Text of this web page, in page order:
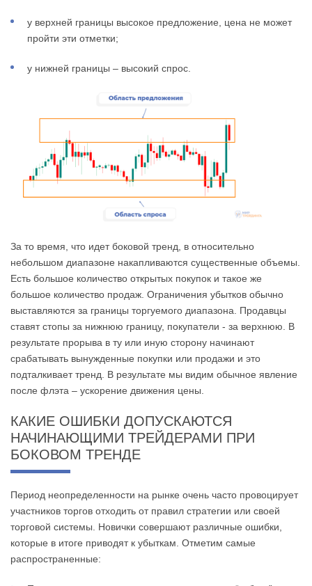
у верхней границы высокое предложение, цена не может
пройти эти отметки;
у нижней границы – высокий спрос.
За то время, что идет боковой тренд, в относительно
небольшом диапазоне накапливаются существенные объемы.
Есть большое количество открытых покупок и такое же
большое количество продаж. Ограничения убытков обычно
выставляются за границы торгуемого диапазона. Продавцы
ставят стопы за нижнюю границу, покупатели - за верхнюю. В
результате прорыва в ту или иную сторону начинают
срабатывать вынужденные покупки или продажи и это
подталкивает тренд. В результате мы видим обычное явление
после флэта – ускорение движения цены.
КАКИЕ ОШИБКИ ДОПУСКАЮТСЯ
НАЧИНАЮЩИМИ ТРЕЙДЕРАМИ ПРИ
БОКОВОМ ТРЕНДЕ
Период неопределенности на рынке очень часто провоцирует
участников торгов отходить от правил стратегии или своей
торговой системы. Новички совершают различные ошибки,
которые в итоге приводят к убыткам. Отметим самые
распространенные: